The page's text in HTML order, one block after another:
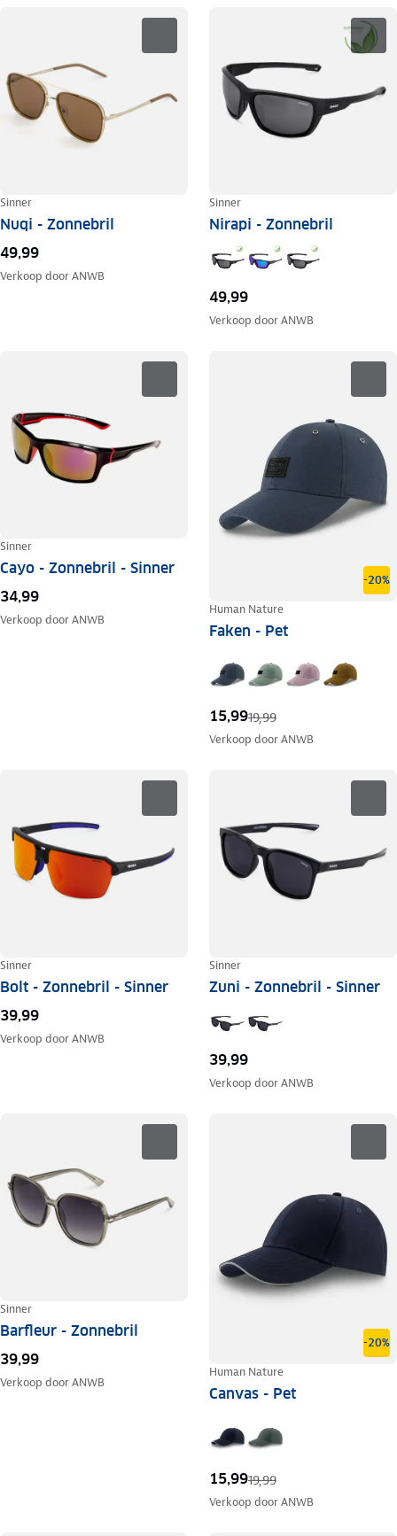
Sinner
Nuqi - Zonnebril
49,99
Verkoop doorANWB
Sinner
Nirapi - Zonnebril
49,99
Verkoop doorANWB
Sinner
Cayo - Zonnebril - Sinner
34,99
Verkoop doorANWB
-20%
Human Nature
Faken - Pet
15,9919,99
Verkoop doorANWB
Sinner
Bolt - Zonnebril - Sinner
39,99
Verkoop doorANWB
Sinner
Zuni - Zonnebril - Sinner
39,99
Verkoop doorANWB
Sinner
Barfleur - Zonnebril
39,99
Verkoop doorANWB
-20%
Human Nature
Canvas - Pet
15,9919,99
Verkoop doorANWB